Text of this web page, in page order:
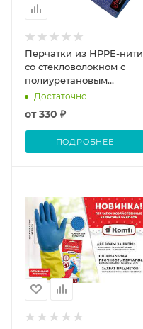
Перчатки из HPPE-нити
со стекловолокном с
полиуретановым
покрытием GWARD No-
Достаточно
от330 ₽
ПОДРОБНЕЕ